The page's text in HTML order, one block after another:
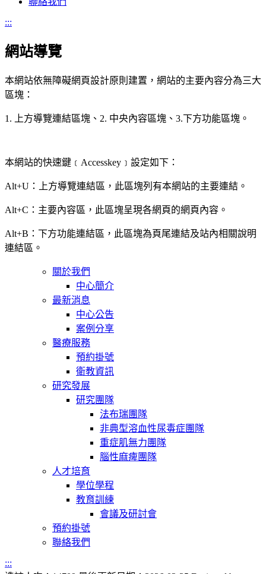
:::
網站導覽
本網站依無障礙網頁設計原則建置，網站的主要內容分為三大
區塊：
1. 上方導覽連結區塊、2. 中央內容區塊、3.下方功能區塊。
本網站的快速鍵﹝Accesskey﹞設定如下：
Alt+U：上方導覽連結區，此區塊列有本網站的主要連結。
Alt+C：主要內容區，此區塊呈現各網頁的網頁內容。
Alt+B：下方功能連結區，此區塊為頁尾連結及站內相關說明
連結區。
關於我們
中心簡介
最新消息
中心公告
案例分享
醫療服務
預約掛號
衛教資訊
研究發展
研究團隊
法布瑞團隊
非典型溶血性尿毒症團隊
重症肌無力團隊
腦性麻痺團隊
人才培育
學位學程
教育訓練
會議及研討會
預約掛號
聯絡我們
:::